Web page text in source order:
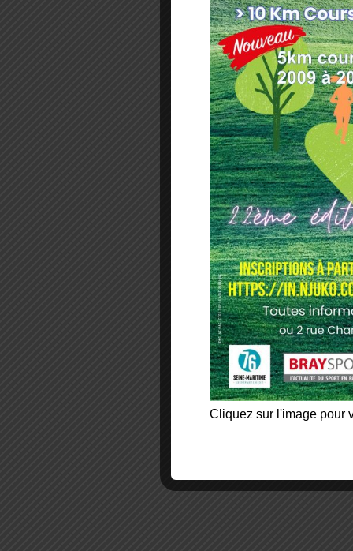
Cliquez sur l'image pour